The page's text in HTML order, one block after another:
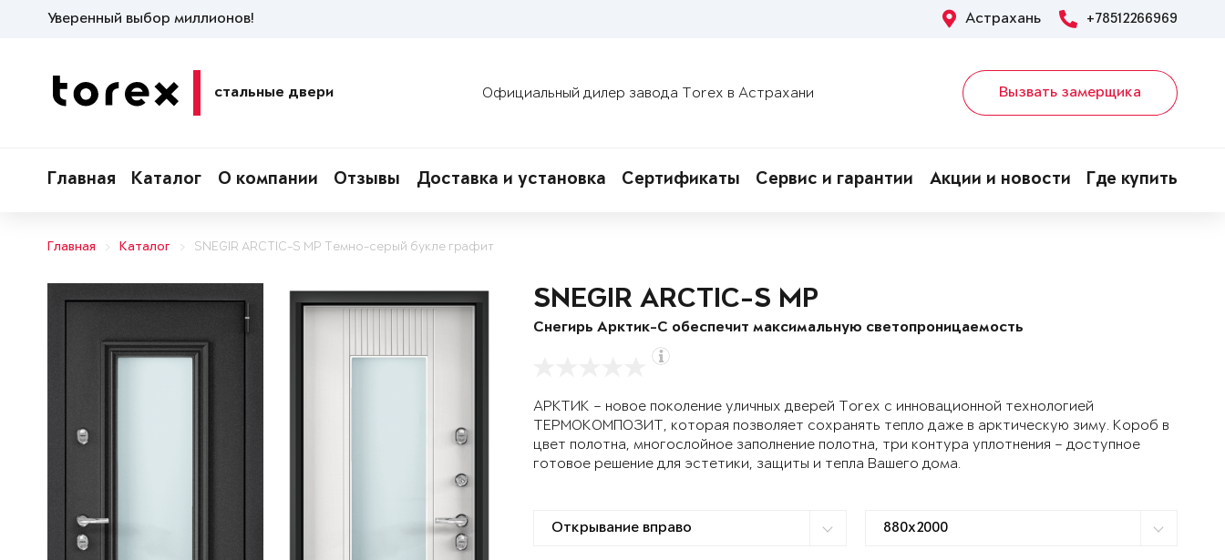
Уверенный выбор миллионов! Астрахань +78512266969
стальные двери Официальный дилер завода Torex в Астрахани Вызвать замерщика
Главная Каталог О компании Отзывы Доставка и установка Сертификаты Сервис и гарантии Акции и новости Где купить
Главная Каталог SNEGIR ARCTIC-S MP Темно-серый букле графит
SNEGIR ARCTIC-S MP
Снегирь Арктик-С обеспечит максимальную светопроницаемость
АРКТИК – новое поколение уличных дверей Torex с инновационной технологией
ТЕРМОКОМПОЗИТ, которая позволяет сохранять тепло даже в арктическую зиму. Короб в
цвет полотна, многослойное заполнение полотна, три контура уплотнения – доступное
готовое решение для эстетики, защиты и тепла Вашего дома.